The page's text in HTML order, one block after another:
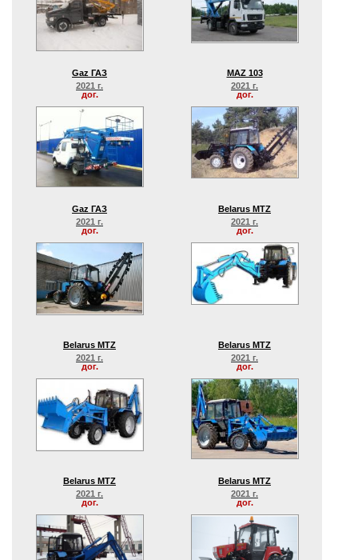
Gaz ГАЗ
2021 г.
дог.
MAZ 103
2021 г.
дог.
Gaz ГАЗ
2021 г.
дог.
Belarus MTZ
2021 г.
дог.
Belarus MTZ
2021 г.
дог.
Belarus MTZ
2021 г.
дог.
Belarus MTZ
2021 г.
дог.
Belarus MTZ
2021 г.
дог.